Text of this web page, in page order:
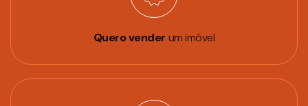
Quero vender um imóvel